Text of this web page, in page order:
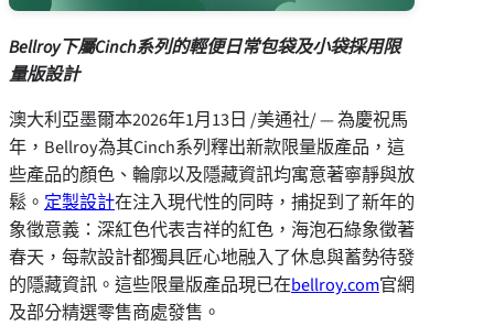
Bellroy下屬Cinch系列的輕便日常包袋及小袋採用限
量版設計
澳大利亞墨爾本2026年1月13日 /美通社/ — 為慶祝馬
年，Bellroy為其Cinch系列釋出新款限量版產品，這
些產品的顏色、輪廓以及隱藏資訊均寓意著寧靜與放
鬆。 定製設計在注入現代性的同時，捕捉到了新年的
象徵意義：深紅色代表吉祥的紅色，海泡石綠象徵著
春天，每款設計都獨具匠心地融入了休息與蓄勢待發
的隱藏資訊。這些限量版產品現已在bellroy.com官網
及部分精選零售商處發售。